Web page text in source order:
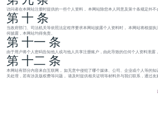
访问者在本网站注册时提供的一些个人资料， 本网站除您本人同意及第十条规定外
第 十 条
当政府部门、司法机关等依照法定程序要求本网站披露个人资料时， 本网站将根据
何披露，本网站均得免责。
第 十一 条
由于用户将个人密码告知他人或与他人共享注册账户，由此导致的任何个人资料泄露
第 十二 条
本网站有部分内容来自互联网， 如无意中侵犯了哪个媒体、公司、企业或个人等的
关处理，若有涉及版权费等问题， 请及时提供相关证明等材料并与我们联系，通过